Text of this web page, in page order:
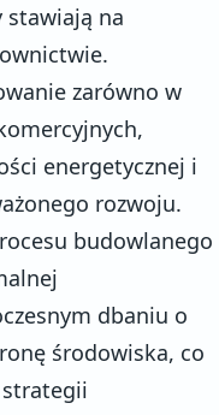
stawiają na
zarówno w
energetycznej i
rozwoju.
budowlanego
dbaniu o
środowiska, co